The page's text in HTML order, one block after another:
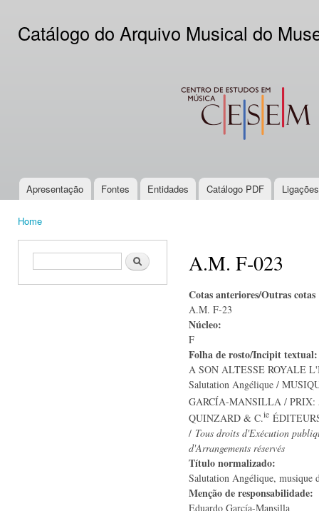
Catálogo do Arquivo Musical do
CESEM
Main menu
Apresentação Fontes Entidades Catálogo PDF
Home
Search form Search A.M. F-023
Cotas anteriores/Outras
A.M. F-23
Núcleo:
F
Folha de rosto/Incipit
A SON ALTESSE ROYALE
Salutation Angélique /
GARCÍA-MANSILLA / PRIX:
QUINZARD & C.ie
/ Tous droits d'Exécution
d'Arrangements réservés
Título normalizado:
Salutation Angélique, musique
Menção de responsabilidade:
Eduardo García-Mansilla